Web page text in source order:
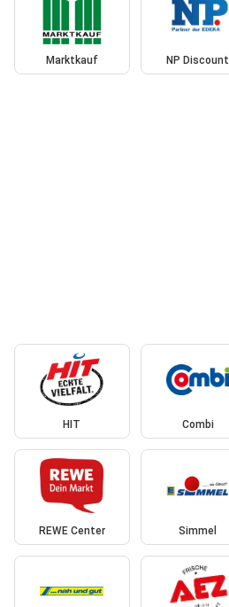
Marktkauf NP Discount
HIT Combi
REWE Center Simmel